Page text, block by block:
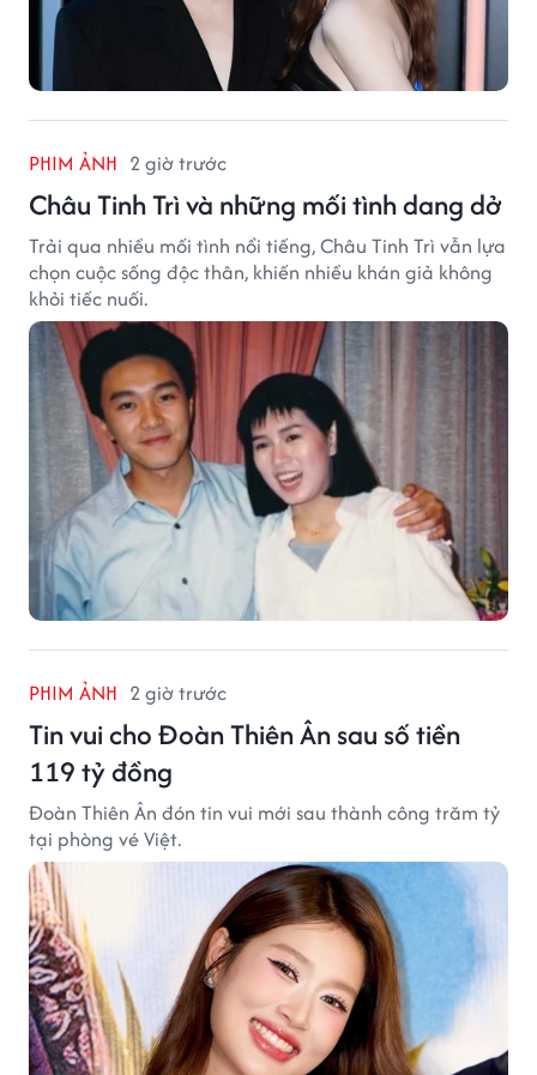
PHIM ẢNH 2 giờ trước
Châu Tinh Trì và những mối tình dang dở
Trải qua nhiều mối tình nổi tiếng, Châu Tinh Trì vẫn lựa
chọn cuộc sống độc thân, khiến nhiều khán giả không
khỏi tiếc nuối.
PHIM ẢNH 2 giờ trước
Tin vui cho Đoàn Thiên Ân sau số tiền
119 tỷ đồng
Đoàn Thiên Ân đón tin vui mới sau thành công trăm tỷ
tại phòng vé Việt.